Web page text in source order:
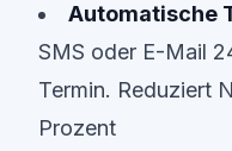
Automatische
SMS oder E-Mail
Termin. Reduziert
Prozent